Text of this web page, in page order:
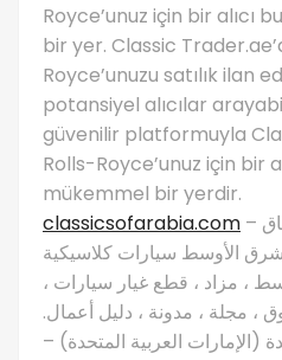
Royce’unuz için bir alıcı
bir yer. Classic
Royce’unuzu satılık ilan
potansiyel alıcılar
güvenilir platformuyla
Rolls-Royce’unuz için bir
mükemmel bir yerdir.
classicsofarabia.com – الصفحة الرئيسية لعشاق
الأوسط سيارات كلاسيكية
، مزاد ، قطع غيار سيارات ،
، مجلة ، مدونة ، دليل أعمال.
(الإمارات العربية المتحدة) –